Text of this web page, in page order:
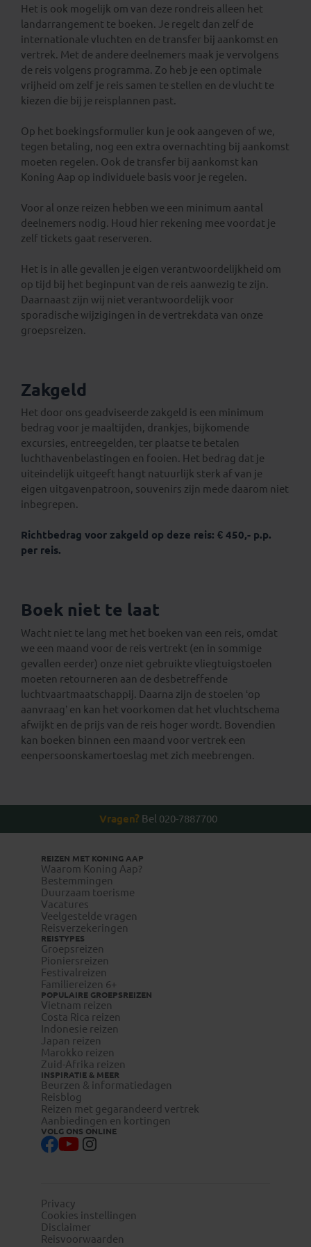
Het is ook mogelijk om van deze rondreis alleen het
landarrangement te boeken. Je regelt dan zelf de
internationale vluchten en de transfer bij aankomst en
vertrek. Met de andere deelnemers maak je vervolgens
de reis volgens programma. Zo heb je een optimale
vrijheid om zelf je reis samen te stellen en de vlucht te
kiezen die bij je reisplannen past.
Op het boekingsformulier kun je ook aangeven of we,
tegen betaling, nog een extra overnachting bij aankomst
moeten regelen. Ook de transfer bij aankomst kan
Koning Aap op individuele basis voor je regelen.
Voor al onze reizen hebben we een minimum aantal
deelnemers nodig. Houd hier rekening mee voordat je
zelf tickets gaat reserveren.
Het is in alle gevallen je eigen verantwoordelijkheid om
op tijd bij het beginpunt van de reis aanwezig te zijn.
Daarnaast zijn wij niet verantwoordelijk voor
sporadische wijzigingen in de vertrekdata van onze
groepsreizen.
Zakgeld
Het door ons geadviseerde zakgeld is een minimum
bedrag voor je maaltijden, drankjes, bijkomende
excursies, entreegelden, ter plaatse te betalen
luchthavenbelastingen en fooien. Het bedrag dat je
uiteindelijk uitgeeft hangt natuurlijk sterk af van je
eigen uitgavenpatroon, souvenirs zijn mede daarom niet
inbegrepen.
Richtbedrag voor zakgeld op deze reis: € 450,- p.p.
per reis.
Boek niet te laat
Wacht niet te lang met het boeken van een reis, omdat
we een maand voor de reis vertrekt (en in sommige
gevallen eerder) onze niet gebruikte vliegtuigstoelen
moeten retourneren aan de desbetreffende
luchtvaartmaatschappij. Daarna zijn de stoelen ‘op
aanvraag’ en kan het voorkomen dat het vluchtschema
afwijkt en de prijs van de reis hoger wordt. Bovendien
kan boeken binnen een maand voor vertrek een
eenpersoonskamertoeslag met zich meebrengen.
Vragen? Bel 020-7887700
REIZEN MET KONING AAP
Waarom Koning Aap?
Bestemmingen
Duurzaam toerisme
Vacatures
Veelgestelde vragen
Reisverzekeringen
REISTYPES
Groepsreizen
Pioniersreizen
Festivalreizen
Familiereizen 6+
POPULAIRE GROEPSREIZEN
Vietnam reizen
Costa Rica reizen
Indonesie reizen
Japan reizen
Marokko reizen
Zuid-Afrika reizen
INSPIRATIE & MEER
Beurzen & informatiedagen
Reisblog
Reizen met gegarandeerd vertrek
Aanbiedingen en kortingen
VOLG ONS ONLINE
Privacy
Cookies instellingen
Disclaimer
Reisvoorwaarden